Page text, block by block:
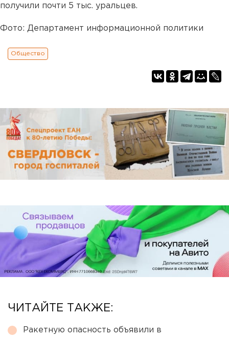
получили почти 5 тыс. уральцев.
Фото: Департамент информационной политики
Общество
ЧИТАЙТЕ ТАКЖЕ:
Ракетную опасность объявили в